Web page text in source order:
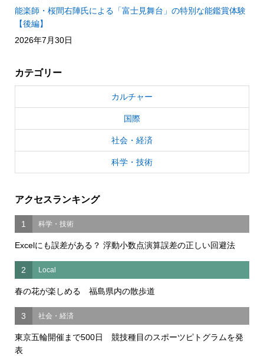
能楽師・桜間右陣氏による「富士見舞台」の特別な能鑑賞体験
【後編】
2026年7月30日
カテゴリー
カルチャー
国際
社会・経済
科学・技術
アクセスランキング
1 科学・技術
Excelにも誤差がある？ 浮動小数点演算誤差の正しい回避法
2 Local
春の花が楽しめる 福島県内の散歩道
3 社会・経済
東京五輪開催まで500日 競技種目のスポーツピトグラムを発
表